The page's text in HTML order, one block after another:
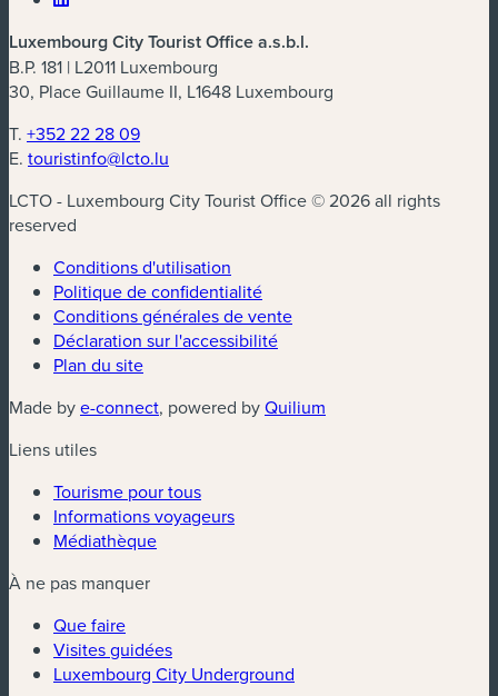
Luxembourg City Tourist Office a.s.b.l.
B.P. 181 | L2011 Luxembourg
30, Place Guillaume II, L1648 Luxembourg
T. +352 22 28 09
E. touristinfo@lcto.lu
LCTO - Luxembourg City Tourist Office © 2026 all rights
reserved
Conditions d'utilisation
Politique de confidentialité
Conditions générales de vente
Déclaration sur l'accessibilité
Plan du site
Made bye-connect(nouvelle fenêtre)
, powered byQuilium
Liens utiles
Tourisme pour tous
Informations voyageurs
Médiathèque
À ne pas manquer
Que faire
Visites guidées
Luxembourg City Underground